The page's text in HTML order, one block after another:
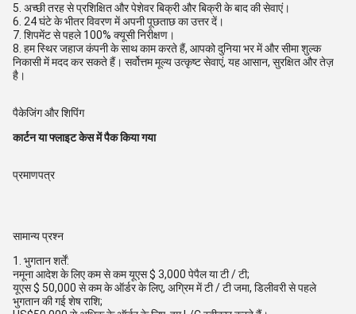
5. अच्छी तरह से प्रशिक्षित और पेशेवर बिक्री और बिक्री के बाद की सेवाएं।
6. 24 घंटे के भीतर विवरण में अपनी पूछताछ का उत्तर दें।
7. शिपमेंट से पहले 100% क्यूसी निरीक्षण।
8. हम स्थिर जहाज कंपनी के साथ काम करते हैं, आपको दुनिया भर में और सीमा शुल्क
निकासी में मदद कर सकते हैं। सर्वोत्तम मूल्य उत्कृष्ट सेवाएं, यह आसान, सुरक्षित और तेज़
है।
पैकेजिंग और शिपिंग
कार्टन या फ्लाइट केस में पैक किया गया
प्रमाणपत्र
सामान्य प्रश्न
1. भुगतान शर्तें:
नमूना आदेश के लिए कम से कम यूएस $ 3,000 पेपैल या टी / टी;
यूएस $ 50,000 से कम के ऑर्डर के लिए, अग्रिम में टी / टी जमा, डिलीवरी से पहले
भुगतान की गई शेष राशि;